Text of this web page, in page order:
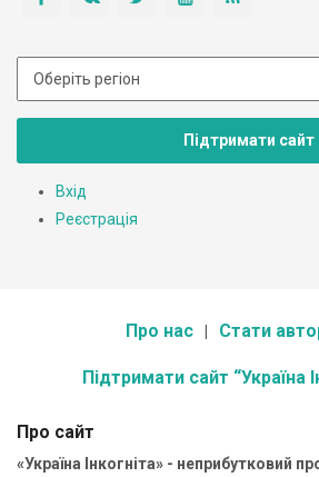
Підтримати сайт
Вхід
Реєстрація
Про нас Стати
Підтримати сайт “Україна
Про сайт
«Україна Інкогніта» - неприбутковий